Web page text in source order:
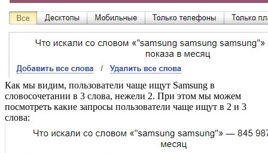
Как мы видим, пользователи чаще ищут Samsung в
словосочетании в 3 слова, нежели 2. При этом мы можем
посмотреть какие запросы пользователи чаще ищут в 2 и 3
слова: